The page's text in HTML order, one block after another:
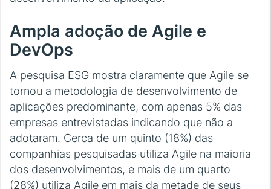
Ampla adoção de Agile e
DevOps
A pesquisa ESG mostra claramente que Agile se
tornou a metodologia de desenvolvimento de
aplicações predominante, com apenas 5% das
empresas entrevistadas indicando que não a
adotaram. Cerca de um quinto (18%) das
companhias pesquisadas utiliza Agile na maioria
dos desenvolvimentos, e mais de um quarto
(28%) utiliza Agile em mais da metade de seus